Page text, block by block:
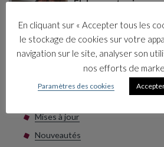
Élaborer et animer
17 juin 2026
Les catégories
Mises à jour
Nouveautés
En cliquant sur « Accepter tous les
le stockage de cookies sur votre
navigation sur le site, analyser son
nos efforts de
Paramètres des cookies